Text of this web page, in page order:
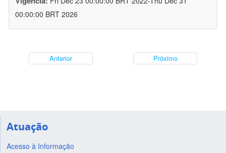
00:00:00 BRT 2026
Anterior Próximo
Atuação
Acesso à Informação